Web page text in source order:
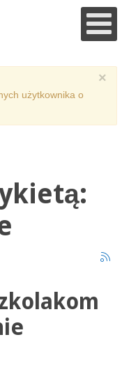
×
użytkownika o